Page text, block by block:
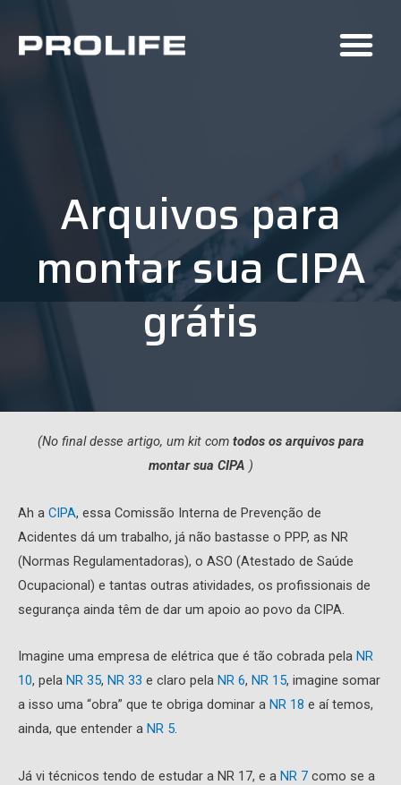
Arquivos para
montar sua CIPA
grátis
(No final desse artigo, um kit com todos os arquivos para
montar sua CIPA )
Ah a CIPA, essa Comissão Interna de Prevenção de
Acidentes dá um trabalho, já não bastasse o PPP, as NR
(Normas Regulamentadoras), o ASO (Atestado de Saúde
Ocupacional) e tantas outras atividades, os profissionais de
segurança ainda têm de dar um apoio ao povo da CIPA.
Imagine uma empresa de elétrica que é tão cobrada pela NR
10, pela NR 35, NR 33 e claro pela NR 6, NR 15, imagine somar
a isso uma “obra” que te obriga dominar a NR 18 e aí temos,
ainda, que entender a NR 5.
Já vi técnicos tendo de estudar a NR 17, e a NR 7 como se a